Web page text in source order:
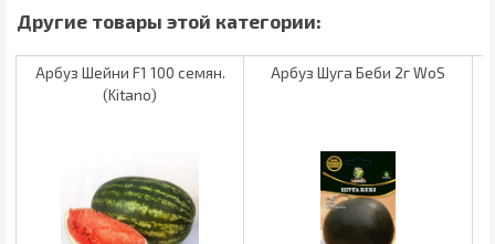
Арбуз Шейни F1 100 семян.
(Kitano)
Арбуз Шуга Беби 2г WoS